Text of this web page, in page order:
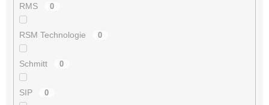
RMS 0
RSM Technologie 0
Schmitt 0
SIP 0